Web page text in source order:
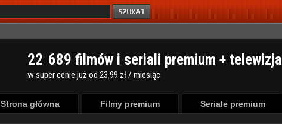
22 689 filmów i seriali premium + telewizja
w super cenie już od 23,99 zł / miesiąc
Strona główna Filmy premium Seriale premium